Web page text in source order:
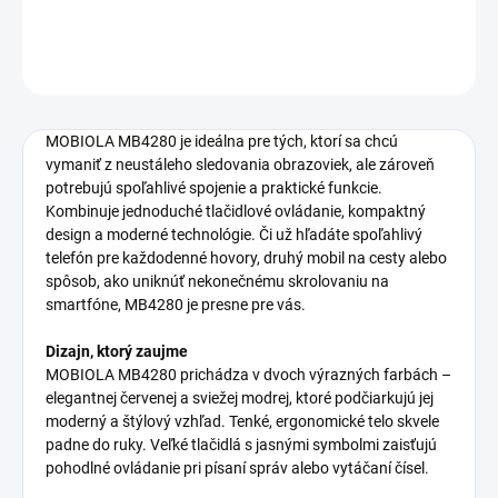
MOBIOLA MB4280 je ideálna pre tých, ktorí sa chcú
vymaniť z neustáleho sledovania obrazoviek, ale zároveň
potrebujú spoľahlivé spojenie a praktické funkcie.
Kombinuje jednoduché tlačidlové ovládanie, kompaktný
design a moderné technológie. Či už hľadáte spoľahlivý
telefón pre každodenné hovory, druhý mobil na cesty alebo
spôsob, ako uniknúť nekonečnému skrolovaniu na
smartfóne, MB4280 je presne pre vás.
Dizajn, ktorý zaujme
MOBIOLA MB4280 prichádza v dvoch výrazných farbách –
elegantnej červenej a sviežej modrej, ktoré podčiarkujú jej
moderný a štýlový vzhľad. Tenké, ergonomické telo skvele
padne do ruky. Veľké tlačidlá s jasnými symbolmi zaisťujú
pohodlné ovládanie pri písaní správ alebo vytáčaní čísel.